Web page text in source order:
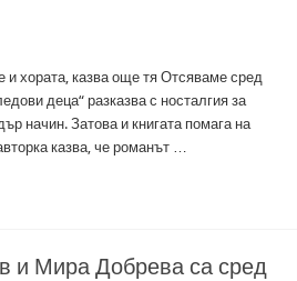
хората, казва още тя Отсяваме сред
деца“ разказва с носталгия за
начин. Затова и книгата помага на
казва, че романът …
и Мира Добрева са сред